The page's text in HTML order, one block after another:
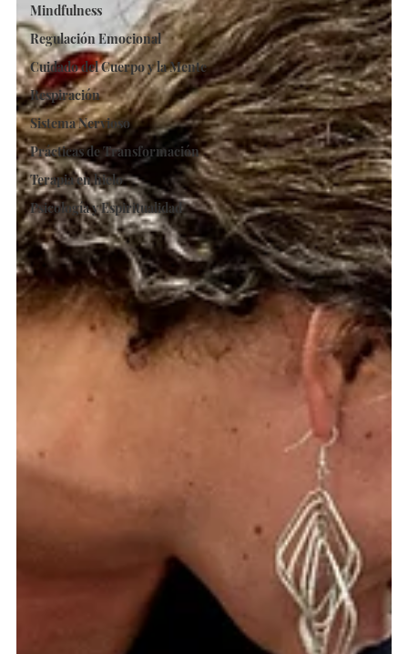
Mindfulness
Regulación Emocional
Cuidado del Cuerpo y la Mente
Respiración
Sistema Nervioso
Prácticas de Transformación
Terapia en hielo
Psicología y Espiritualidad